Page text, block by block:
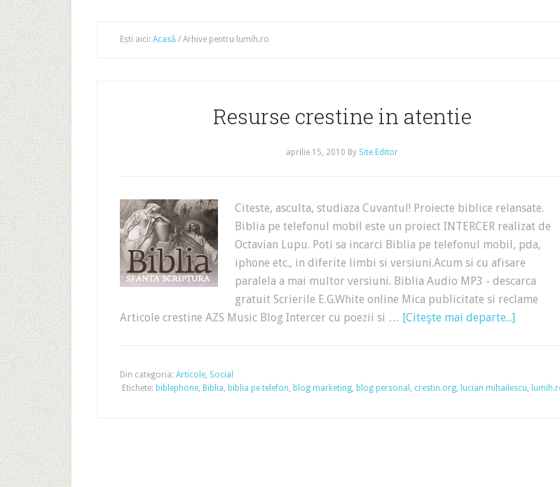
Ești aici: Acasă / Arhive pentru lumih.ro
Resurse crestine in atentie
aprilie 15, 2010 By Site Editor
Citeste, asculta, studiaza Cuvantul! Proiecte biblice relansate.
Biblia pe telefonul mobil este un proiect INTERCER realizat de
Octavian Lupu. Poti sa incarci Biblia pe telefonul mobil, pda,
iphone etc., in diferite limbi si versiuni.Acum si cu afisare
paralela a mai multor versiuni. Biblia Audio MP3 - descarca
gratuit Scrierile E.G.White online Mica publicitate si reclame
Articole crestine AZS Music Blog Intercer cu poezii si … [Citeşte mai departe...]
Din categoria: Articole, Social
Etichete: biblephone, Biblia, biblia pe telefon, blog marketing, blog personal , crestin.org, lucian mihailescu,